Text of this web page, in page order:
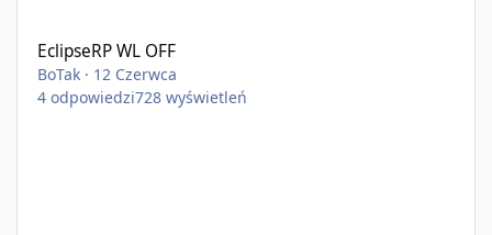
EclipseRP WL OFF
BoTak · 12 Czerwca
4 odpowiedzi728 wyświetleń